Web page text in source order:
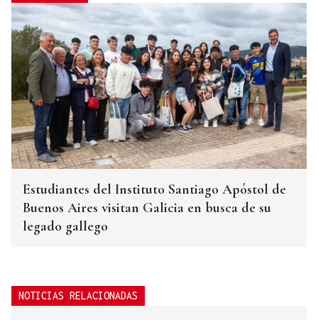
Estudiantes del Instituto Santiago Apóstol de
Buenos Aires visitan Galicia en busca de su
legado gallego
NOTICIAS RELACIONADAS